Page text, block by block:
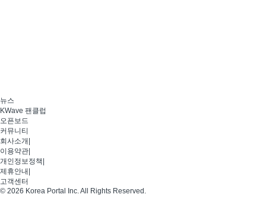
뉴스
KWave 팬클럽
오픈보드
커뮤니티
회사소개
이용약관
개인정보정책
제휴안내
고객센터
© 2026 Korea Portal Inc. All Rights Reserved.